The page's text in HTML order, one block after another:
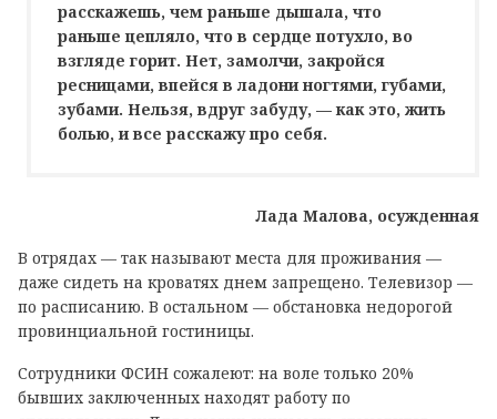
расскажешь, чем раньше дышала, что
раньше цепляло, что в сердце потухло, во
взгляде горит. Нет, замолчи, закройся
ресницами, впейся в ладони ногтями, губами,
зубами. Нельзя, вдруг забуду, — как это, жить
болью, и все расскажу про себя.
Лада Малова, осужденная
В отрядах — так называют места для проживания —
даже сидеть на кроватях днем запрещено. Телевизор —
по расписанию. В остальном — обстановка недорогой
провинциальной гостиницы.
Сотрудники ФСИН сожалеют: на воле только 20%
бывших заключенных находят работу по